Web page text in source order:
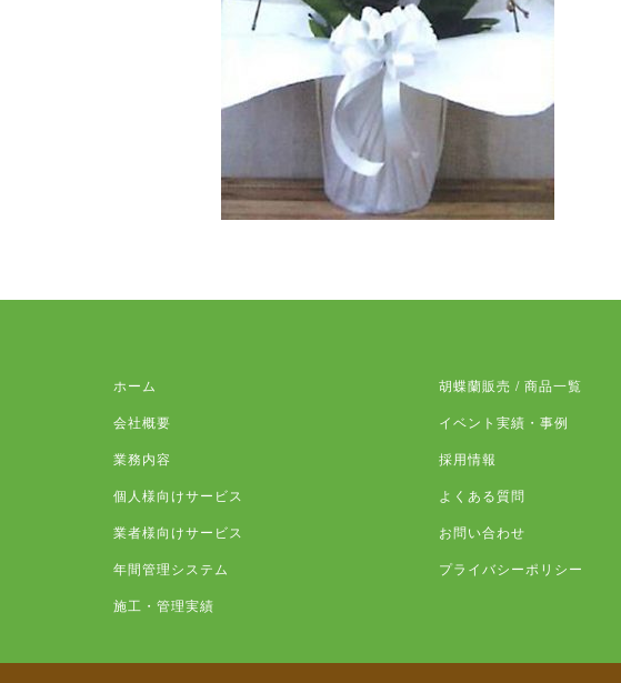
ホーム
会社概要
業務内容
個人様向けサービス
業者様向けサービス
年間管理システム
施工・管理実績
胡蝶蘭販売 / 商品一覧
イベント実績・事例
採用情報
よくある質問
お問い合わせ
プライバシーポリシー